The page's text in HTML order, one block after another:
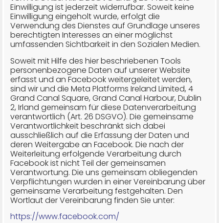
Einwilligung ist jederzeit widerrufbar. Soweit keine
Einwilligung eingeholt wurde, erfolgt die
Verwendung des Dienstes auf Grundlage unseres
berechtigten Interesses an einer möglichst
umfassenden Sichtbarkeit in den Sozialen Medien.
Soweit mit Hilfe des hier beschriebenen Tools
personenbezogene Daten auf unserer Website
erfasst und an Facebook weitergeleitet werden,
sind wir und die Meta Platforms Ireland Limited, 4
Grand Canal Square, Grand Canal Harbour, Dublin
2, Irland gemeinsam für diese Datenverarbeitung
verantwortlich (Art. 26 DSGVO). Die gemeinsame
Verantwortlichkeit beschränkt sich dabei
ausschließlich auf die Erfassung der Daten und
deren Weitergabe an Facebook. Die nach der
Weiterleitung erfolgende Verarbeitung durch
Facebook ist nicht Teil der gemeinsamen
Verantwortung. Die uns gemeinsam obliegenden
Verpflichtungen wurden in einer Vereinbarung über
gemeinsame Verarbeitung festgehalten. Den
Wortlaut der Vereinbarung finden Sie unter:
https://www.facebook.com/